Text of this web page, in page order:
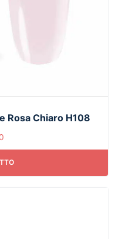
Rosa Chiaro H108